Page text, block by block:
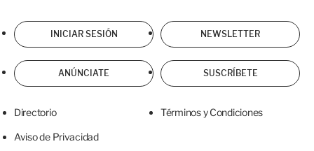
INICIAR SESIÓN NEWSLETTER
ANÚNCIATE SUSCRÍBETE
Directorio Términos y Condiciones
Aviso de Privacidad